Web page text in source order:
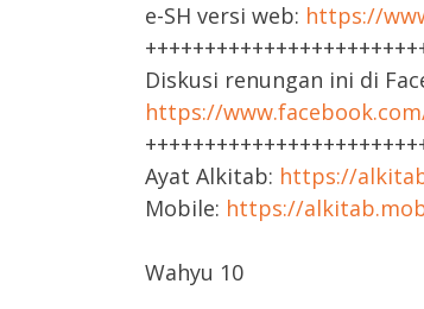
e-SH versi web: https://
Diskusi renungan ini di
https://
Ayat Alkitab: https://
Mobile: https://
Wahyu 10